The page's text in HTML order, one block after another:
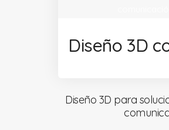
Diseño 3D
Diseño 3D para